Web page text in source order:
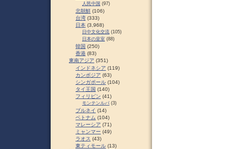
人民中国 (97)
北朝鮮 (106)
台湾 (333)
日本 (3,968)
日中文化交流 (105)
日本の皇室 (88)
韓国 (250)
香港 (83)
東南アジア (351)
インドネシア (119)
カンボジア (63)
シンガポール (104)
タイ王国 (140)
フィリピン (41)
モンテンルパ (3)
ブルネイ (14)
ベトナム (104)
マレーシア (71)
ミャンマー (49)
ラオス (43)
東ティモール (13)